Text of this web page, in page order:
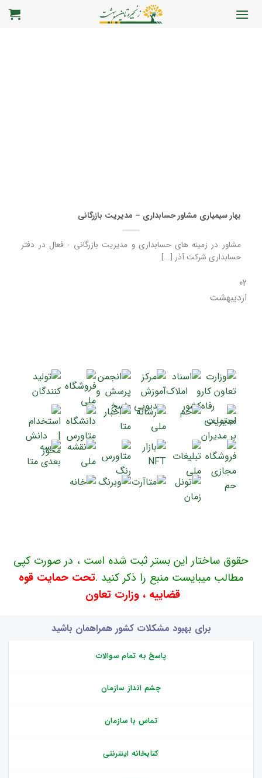
پرش
بهار سیمیاری مشاور حسابداری – مدیریت بازرگانی
مشاور در زمینه های حسابداری و مدیریت بازرگانی - فعال در دفتر
حسابداری شرکت آذر [...]
02
اردیبهشت
حقوق ساختار این بستر ثبت شده است ، در صورت کپی
مطالب میبایست منبع را ذکر کنید .تحت حمایت قوه
قضاییه ، وزارت تعاون
برای بهبود مشکلات کشور همراهمان باشید
پاسخ به تمام سوالات
چشم انداز سازمان
تماس با سازمان
کتابخانه اینترنتی